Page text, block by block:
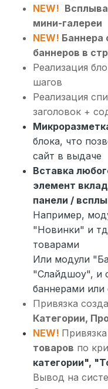
NEW!
мини-галереи
NEW! Баннера
баннеров в
Реализация
шагов
Реализация
заголовок +
блока, что
сайт в выдаче
Вставка
элемент
панели /
Например,
"Новинки" и
товарами
Или модули
"Слайдшоу", и
баннерами или
Привязка
Категории,
NEW!
товаров по
категории",
Вывод на